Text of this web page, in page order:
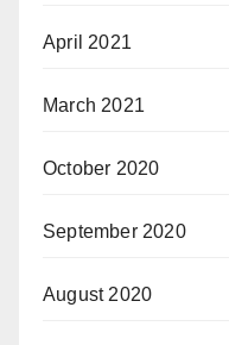
April 2021
March 2021
October 2020
September 2020
August 2020